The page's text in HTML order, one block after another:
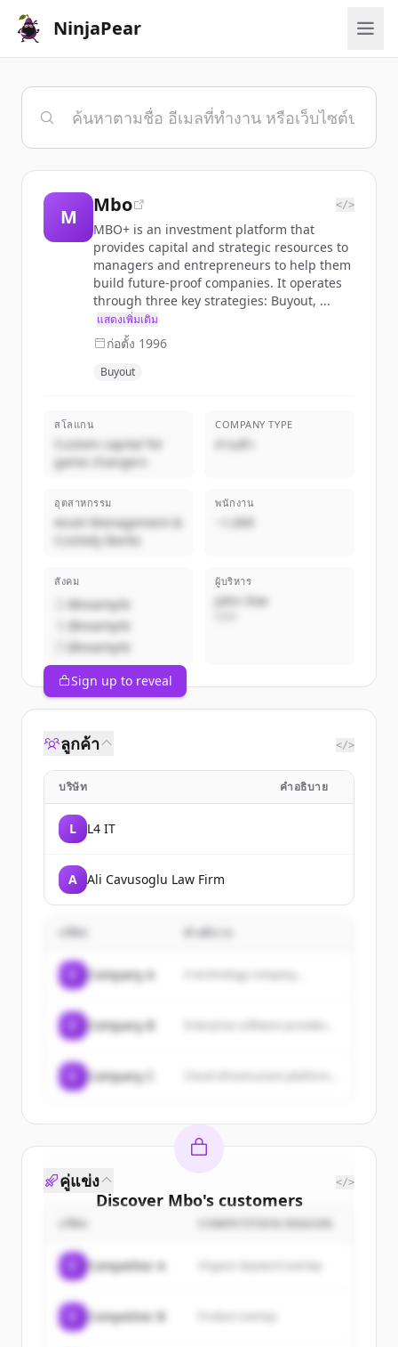
NinjaPear
M
Mbo </>
MBO+ is an investment platform that
provides capital and strategic resources to
managers and entrepreneurs to help them
build future-proof companies. It operates
through three key strategies: Buyout, ...
แสดงเพิ่มเติม
ก่อตั้ง 1996
Buyout
สโลแกน
Custom capital for
game changers
COMPANY TYPE
ส่วนตัว
อุตสาหกรรม
Asset Management &
Custody Banks
พนักงาน
~1,000
สังคม
@example
@example
@example
ผู้บริหาร
John Doe
Sign up to reveal
ลูกค้า </>
บริษัท คำอธิบาย
L L4 IT
A Ali Cavusoglu Law Firm
คำอธิบาย
Company A A technology company...
Company B
Company C
Discover Mbo's customers
Sign up for free to view allcustomers
New accounts include trial credits to
คู่แข่ง </>
COMPETITION REASON
Competitor A Organic keyword overlap
Competitor B